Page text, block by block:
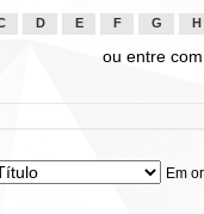
D E F G H
ou entre
Em